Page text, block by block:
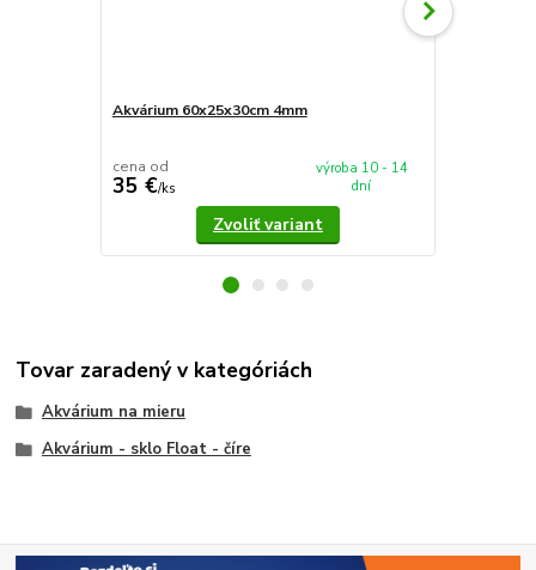
Akvárium 60x25x30cm 4mm
cena od
35 €/ks
výroba 10 - 14
dní
Zvoliť variant
Tovar zaradený v kategóriách
Akvárium na mieru
Akvárium - sklo Float - číre